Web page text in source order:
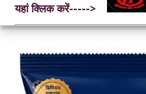
यहां क्लिक करें----->